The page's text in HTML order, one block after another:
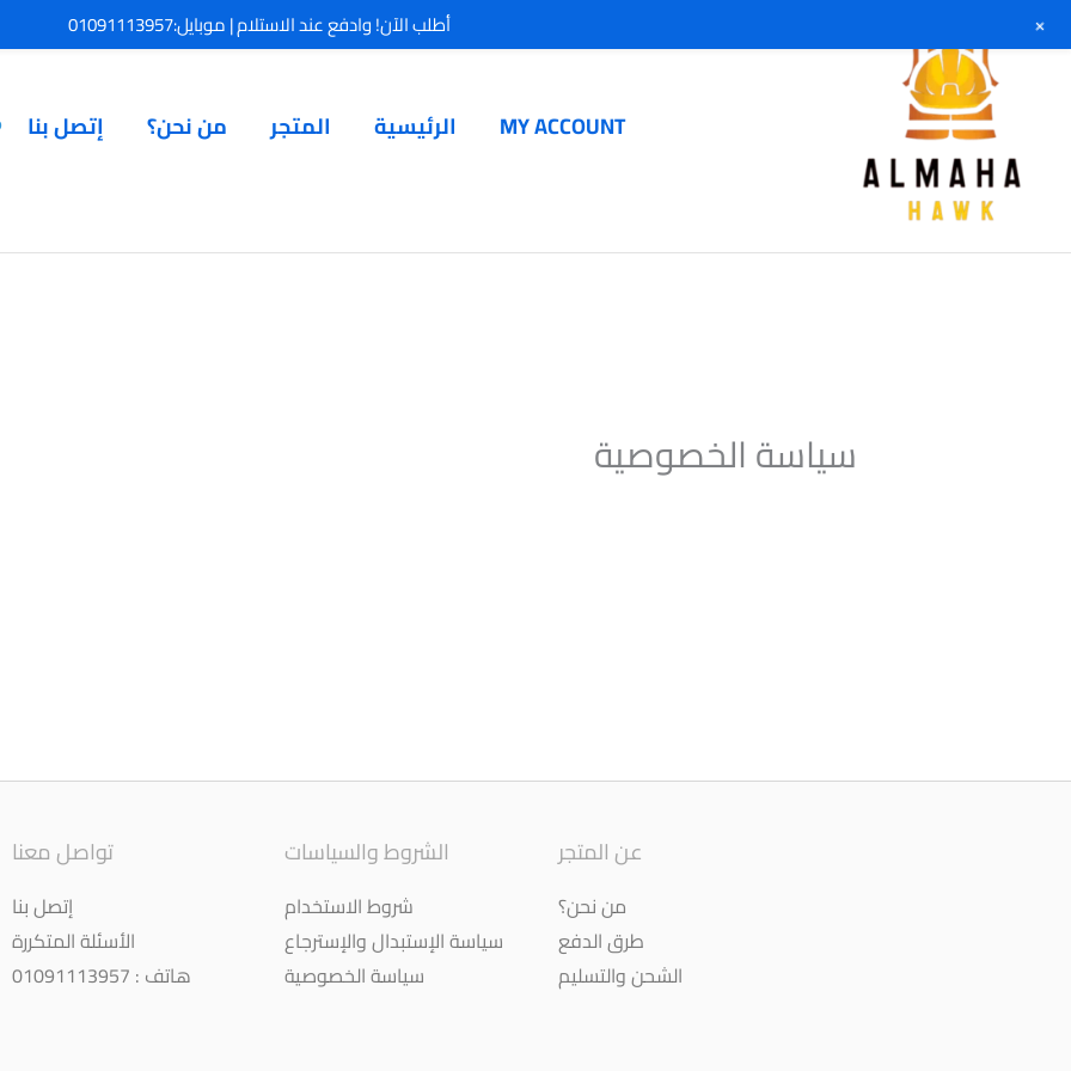
تخطي
إلى
MY ACCOUNT الرئيسية المتجر من نحن؟ إتصل بنا
سياسة الخصوصية
عن المتجر
من نحن؟
طرق الدفع
الشحن والتسليم
الشروط والسياسات
شروط الاستخدام
سياسة الإستبدال والإسترجاع
سياسة الخصوصية
تواصل معنا
إتصل بنا
الأسئلة المتكررة
هاتف : 01091113957
أطلب الآن! وادفع عند الاستلام | موبايل:01091113957 +